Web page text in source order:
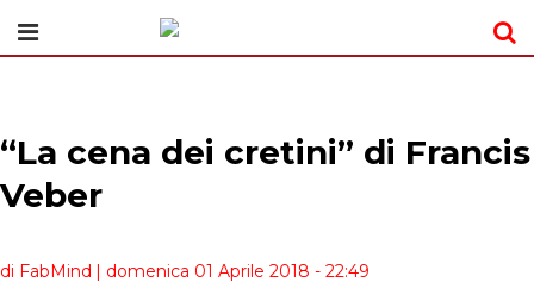
“La cena dei cretini” di Francis
Veber
di FabMind | domenica 01 Aprile 2018 - 22:49